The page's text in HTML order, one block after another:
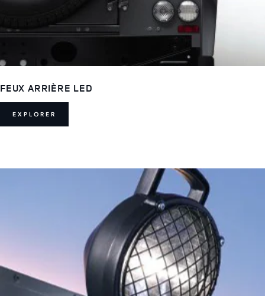
FEUX ARRIÈRE LED
EXPLORER